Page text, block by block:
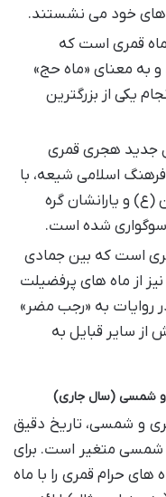
های خود می نشستند.
قمری است که
به معنای «ماه حج»
یکی از بزرگترین
جدید هجری قمری
اسلامی شیعه، با
و یارانشان گره
سوگواری شده است.
است که بین جمادی
نیز از ماه های پرفضیلت
روایات به «رجب مضر»
از سایر قبایل به
و شمسی (سال جاری)
و شمسی، تاریخ دقیق
شمسی متغیر است. برای
های حرام قمری را با ماه